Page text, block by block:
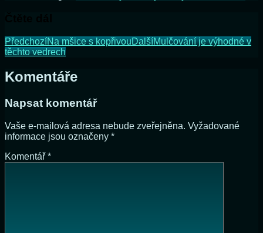
PředchozíNa mšice s kopřivouDalšíMulčování je výhodné v
těchto vedrech
Komentáře
Napsat komentář
Vaše e-mailová adresa nebude zveřejněna. Vyžadované
informace jsou označeny *
Komentář *